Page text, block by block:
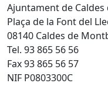
Ajuntament de
Plaça de la Font del
08140 Caldes de
Tel. 93 865 56 56
Fax 93 865 56 57
NIF P0803300C